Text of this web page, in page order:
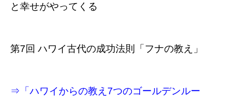
と幸せがやってくる
第7回 ハワイ古代の成功法則「フナの教え」
⇒「ハワイからの教え7つのゴールデンルー